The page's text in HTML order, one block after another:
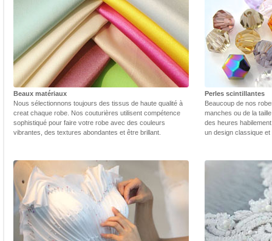
Beaux matériaux
Nous sélectionnons toujours des tissus de haute qualité à
creat chaque robe. Nos couturières utilisent compétence
sophistiqué pour faire votre robe avec des couleurs
vibrantes, des textures abondantes et être brillant.
Perles scintillantes
Beaucoup de nos
manches ou de la
des heures
un design classique